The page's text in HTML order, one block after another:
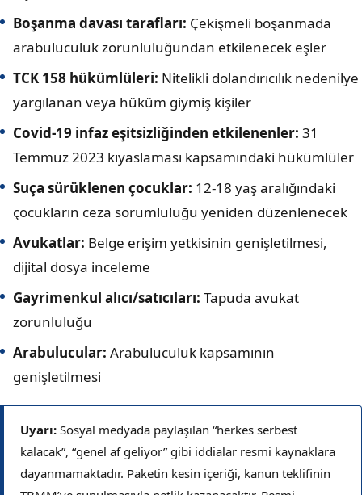
Boşanma davası tarafları: Çekişmeli boşanmada
arabuluculuk zorunluluğundan etkilenecek eşler
TCK 158 hükümlüleri: Nitelikli dolandırıcılık nedenilye
yargılanan veya hüküm giymiş kişiler
Covid-19 infaz eşitsizliğinden etkilenenler: 31
Temmuz 2023 kıyaslaması kapsamındaki hükümlüler
Suça sürüklenen çocuklar: 12-18 yaş aralığındaki
çocukların ceza sorumluluğu yeniden düzenlenecek
Avukatlar: Belge erişim yetkisinin genişletilmesi,
dijital dosya inceleme
Gayrimenkul alıcı/satıcıları: Tapuda avukat
zorunluluğu
Arabulucular: Arabuluculuk kapsamının
genişletilmesi
Uyarı: Sosyal medyada paylaşılan “herkes serbest
kalacak”, “genel af geliyor” gibi iddialar resmi kaynaklara
dayanmamaktadır. Paketin kesin içeriği, kanun teklifinin